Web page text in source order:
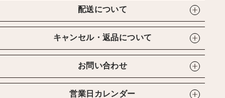
配送について
キャンセル・返品について
お問い合わせ
営業日カレンダー